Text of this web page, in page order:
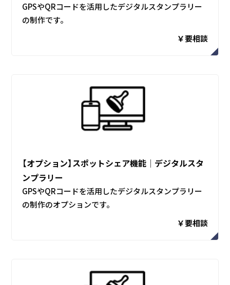
GPSやQRコードを活用したデジタルスタンプラリー
の制作です。
￥要相談
【オプション】スポットシェア機能│デジタルスタ
ンプラリー
GPSやQRコードを活用したデジタルスタンプラリー
の制作のオプションです。
￥要相談